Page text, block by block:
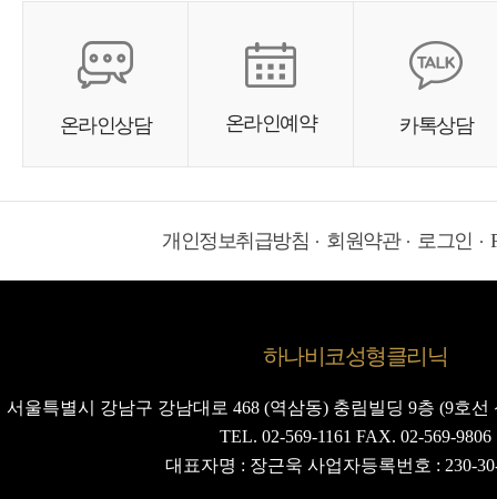
온라인상담 온라인예약 카톡상담
개인정보취급방침 회원약관 로그인
하나비코성형클리닉
서울특별시 강남구 강남대로 468 (역삼동) 충림빌딩 9층 (9호
TEL. 02-569-1161 FAX. 02-569-9806
대표자명 : 장근욱 사업자등록번호 : 230-